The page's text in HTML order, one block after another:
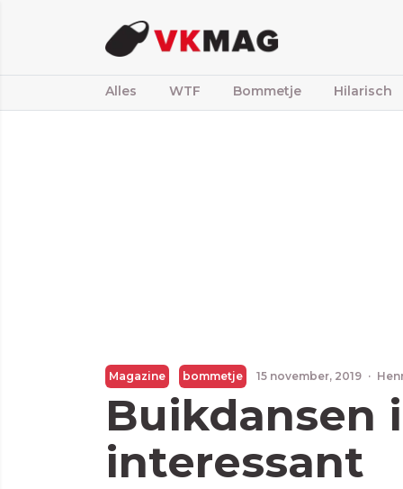
Alles WTF Bommetje Hilarisch
Magazine bommetje 15 november, 2019 ·
Buikdansen
interessant